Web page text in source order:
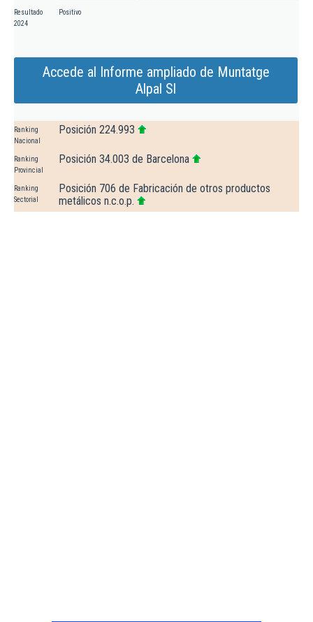
Resultado
2024
Positivo
Accede al Informe ampliado de Muntatge
Alpal Sl
Ranking
Nacional
Posición 224.993
Ranking
Provincial
Posición 34.003 de Barcelona
Ranking
Sectorial
Posición 706 de Fabricación de otros productos
metálicos n.c.o.p.